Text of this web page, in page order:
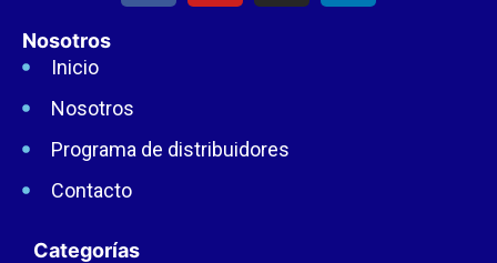
Nosotros
Inicio
Nosotros
Programa de distribuidores
Contacto
Categorías